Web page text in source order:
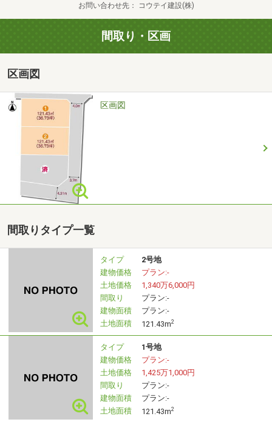
お問い合わせ先 コウテイ建設(株)
間取り・区画
区画図
区画図
間取りタイプ一覧
タイプ
2号地
建物価格
プラン:-
土地価格
1,340万6,000円
間取り
プラン:-
建物面積
プラン:-
土地面積
121.43m2
タイプ
1号地
建物価格
プラン:-
土地価格
1,425万1,000円
間取り
プラン:-
建物面積
プラン:-
土地面積
121.43m2